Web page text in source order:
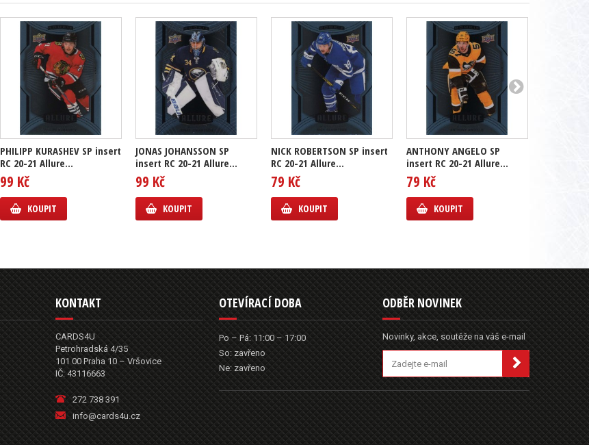
PHILIPP KURASHEV SP insert
RC 20-21 Allure...
99 Kč
KOUPIT
JONAS JOHANSSON SP
insert RC 20-21 Allure...
99 Kč
KOUPIT
NICK ROBERTSON SP insert
RC 20-21 Allure...
79 Kč
KOUPIT
ANTHONY ANGELO SP
insert RC 20-21 Allure...
79 Kč
KOUPIT
KONTAKT
CARDS4U
Petrohradská 4/35
101 00 Praha 10 – Vršovice
IČ: 43116663
272 738 391
info@cards4u.cz
OTEVÍRACÍ DOBA
Po – Pá: 11:00 – 17:00
So: zavřeno
Ne: zavřeno
ODBĚR NOVINEK
Novinky, akce, soutěže na váš e-mail